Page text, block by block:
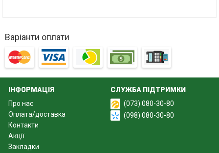
Варіанти оплати
ІНФОРМАЦІЯ
Про нас
Оплата/доставка
Контакти
Акції
Закладки
СЛУЖБА ПІДТРИМКИ
(073) 080-30-80
(098) 080-30-80